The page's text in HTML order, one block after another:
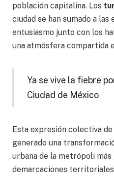
población capitalina. Los
ciudad se han sumado a las
entusiasmo junto con los
una atmósfera compartida
Ya se vive la fiebre
Ciudad de México
Esta expresión colectiva
generado una
urbana de la metrópoli más
demarcaciones